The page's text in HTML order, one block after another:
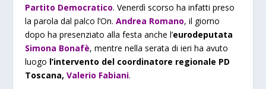
Partito Democratico. Venerdì scorso ha infatti preso
la parola dal palco l’On.Andrea Romano, il giorno
dopo ha presenziato alla festa anche l’eurodeputata
Simona Bonafè, mentre nella serata di ieri ha avuto
luogo l’intervento del coordinatore regionale PD
Toscana,Valerio Fabiani.